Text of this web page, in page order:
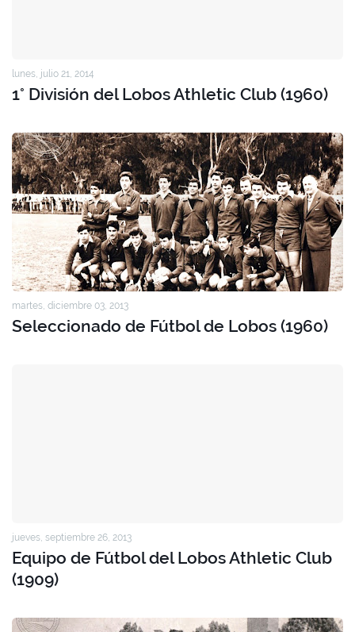
lunes, julio 21, 2014
1° División del Lobos Athletic Club (1960)
martes, diciembre 03, 2013
Seleccionado de Fútbol de Lobos (1960)
jueves, septiembre 26, 2013
Equipo de Fútbol del Lobos Athletic Club
(1909)